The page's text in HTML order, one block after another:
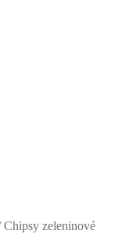
Chipsy zeleninové